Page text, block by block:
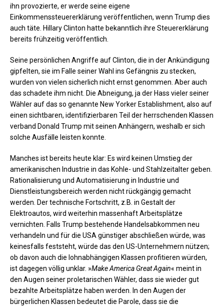
ihn provozierte, er werde seine eigene
Einkommenssteuererklärung veröffentlichen, wenn Trump dies
auch täte. Hillary Clinton hatte bekanntlich ihre Steuererklärung
bereits frühzeitig veröffentlich.
Seine persönlichen Angriffe auf Clinton, die in der Ankündigung
gipfelten, sie im Falle seiner Wahl ins Gefängnis zu stecken,
wurden von vielen sicherlich nicht ernst genommen. Aber auch
das schadete ihm nicht. Die Abneigung, ja der Hass vieler seiner
Wähler auf das so genannte New Yorker Establishment, also auf
einen sichtbaren, identifizierbaren Teil der herrschenden Klassen
verband Donald Trump mit seinen Anhängern, weshalb er sich
solche Ausfälle leisten konnte.
Manches ist bereits heute klar: Es wird keinen Umstieg der
amerikanischen Industrie in das Kohle- und Stahlzeitalter geben.
Rationalisierung und Automatisierung in Industrie und
Dienstleistungsbereich werden nicht rückgängig gemacht
werden. Der technische Fortschritt, z.B. in Gestalt der
Elektroautos, wird weiterhin massenhaft Arbeitsplätze
vernichten. Falls Trump bestehende Handelsabkommen neu
verhandeln und für die USA günstiger abschließen würde, was
keinesfalls feststeht, würde das den US-Unternehmern nützen;
ob davon auch die lohnabhängigen Klassen profitieren würden,
ist dagegen völlig unklar. »Make America Great Again« meint in
den Augen seiner proletarischen Wähler, dass sie wieder gut
bezahlte Arbeitsplätze haben werden. In den Augen der
bürgerlichen Klassen bedeutet die Parole, dass sie die